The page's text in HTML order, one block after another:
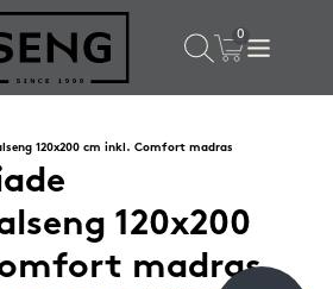
120x200 cm inkl. Comfort madras
120x200
madras